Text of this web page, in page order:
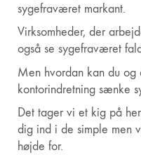
sygefraværet markant.
Virksomheder, der
også se sygefraværet
Men hvordan kan du og
kontorindretning sænke
Det tager vi et kig på
dig ind i de simple men
højde for.